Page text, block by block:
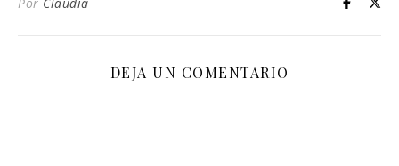
DEJA UN COMENTARIO